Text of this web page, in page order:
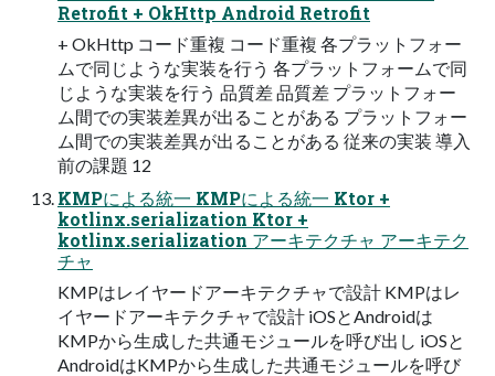
Retrofit + OkHttp Android Retrofit
+ OkHttp コード重複 コード重複 各プラットフォー
ムで同じような実装を行う 各プラットフォームで同
じような実装を行う 品質差 品質差 プラットフォー
ム間での実装差異が出ることがある プラットフォー
ム間での実装差異が出ることがある 従来の実装 導入
前の課題 12
KMPによる統一 KMPによる統一 Ktor +
kotlinx.serialization Ktor +
kotlinx.serialization アーキテクチャ アーキテク
チャ
KMPはレイヤードアーキテクチャで設計 KMPはレ
イヤードアーキテクチャで設計 iOSとAndroidは
KMPから生成した共通モジュールを呼び出し iOSと
AndroidはKMPから生成した共通モジュールを呼び